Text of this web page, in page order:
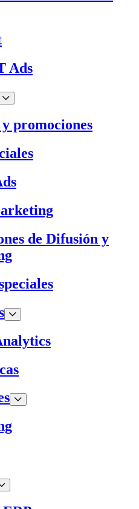
Ads
y promociones
de Difusión y